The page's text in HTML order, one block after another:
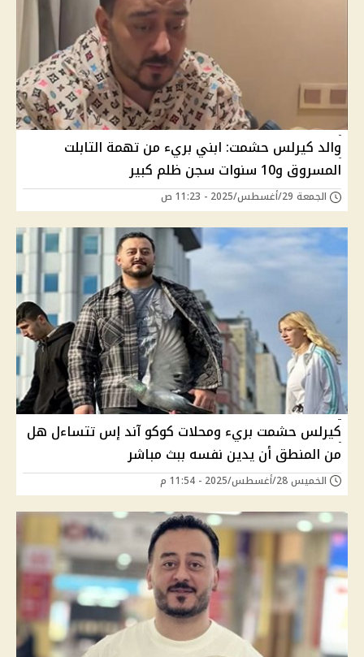
والد كيرلس حشمت: ابني بريء من تهمة التابلت
المسروق و10 سنوات سجن ظلم كبير
الجمعة 29/أغسطس/2025 - 11:23 ص
كيرلس حشمت بريء ومحلات كوكو آند إس تتساءل هل
من المنطق أن يدين نفسه ببث مباشر
الخميس 28/أغسطس/2025 - 11:54 م